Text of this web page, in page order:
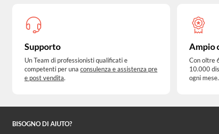
Supporto
Un Team di professionisti qualificati e
competenti per una consulenza e assistenza pre
e post vendita.
Ampio
Con oltre
10.000
ogni mese.
BISOGNO DI AIUTO?